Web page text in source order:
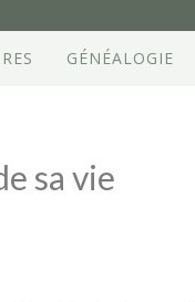
GÉNÉALOGIE
sa vie